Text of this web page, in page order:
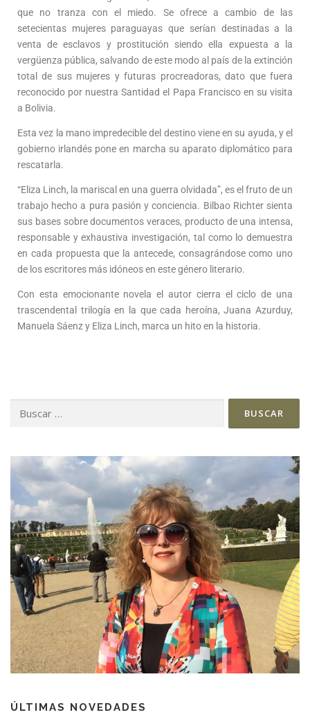
que no tranza con el miedo. Se ofrece a cambio de las
setecientas mujeres paraguayas que serían destinadas a la
venta de esclavos y prostitución siendo ella expuesta a la
vergüenza pública, salvando de este modo al país de la extinción
total de sus mujeres y futuras procreadoras, dato que fuera
reconocido por nuestra Santidad el Papa Francisco en su visita
a Bolivia.
Esta vez la mano impredecible del destino viene en su ayuda, y el
gobierno irlandés pone en marcha su aparato diplomático para
rescatarla.
“Eliza Linch, la mariscal en una guerra olvidada”, es el fruto de un
trabajo hecho a pura pasión y conciencia. Bilbao Richter sienta
sus bases sobre documentos veraces, producto de una intensa,
responsable y exhaustiva investigación, tal como lo demuestra
en cada propuesta que la antecede, consagrándose como uno
de los escritores más idóneos en este género literario.
Con esta emocionante novela el autor cierra el ciclo de una
trascendental trilogía en la que cada heroína, Juana Azurduy,
Manuela Sáenz y Eliza Linch, marca un hito en la historia.
ÚLTIMAS NOVEDADES